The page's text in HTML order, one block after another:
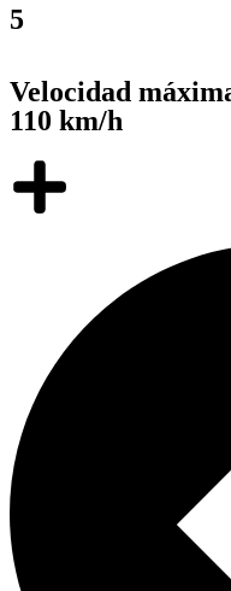
5
Velocidad
110 km/h